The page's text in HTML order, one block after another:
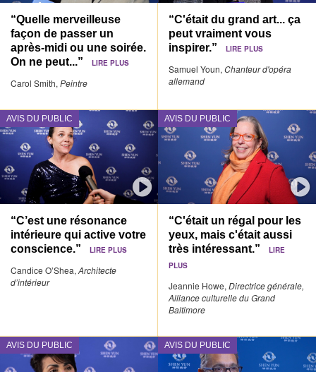
“Quelle merveilleuse
façon de passer un
après-midi ou une soirée.
On ne peut...”
LIRE PLUS
Carol Smith, Peintre
“C'était du grand art... ça
peut vraiment vous
inspirer.”LIRE PLUS
Samuel Youn,Chanteur d'opéra
allemand
AVIS DU PUBLIC
“C’est une résonance
intérieure qui active votre
conscience.”
LIRE PLUS
Candice O’Shea, Architecte
d’intérieur
AVIS DU PUBLIC
“C'était un régal pour les
yeux, mais c'était aussi
très intéressant.”LIRE
PLUS
Jeannie Howe,Directrice générale,
Alliance culturelle du Grand
Baltimore
AVIS DU PUBLIC AVIS DU PUBLIC